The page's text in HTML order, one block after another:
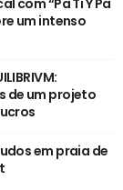
com “Pa Ti Y Pa
um intenso
de um projeto
em praia de